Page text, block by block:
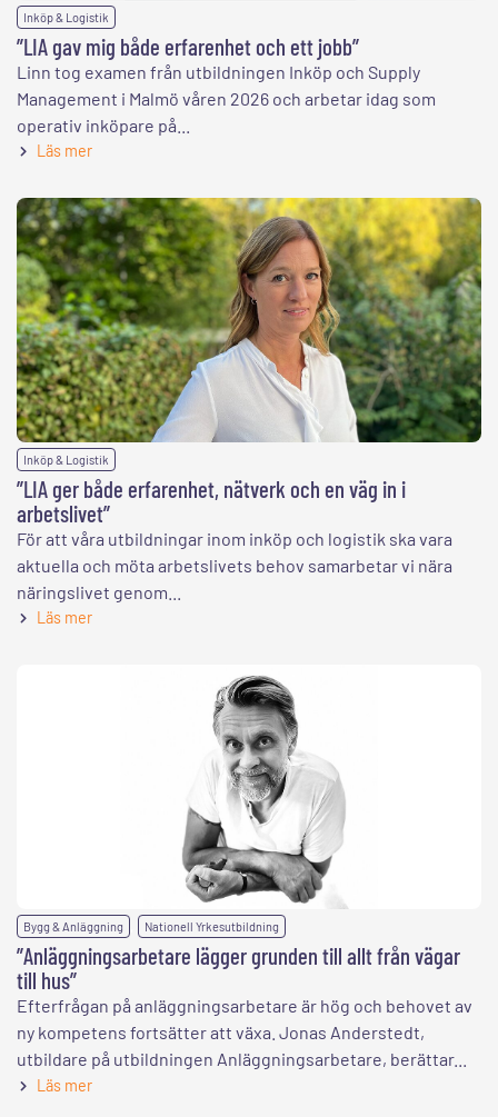
Inköp & Logistik
”LIA gav mig både erfarenhet och ett jobb”
Linn tog examen från utbildningen Inköp och Supply
Management i Malmö våren 2026 och arbetar idag som
operativ inköpare på...
Läs mer
Inköp & Logistik
”LIA ger både erfarenhet, nätverk och en väg in i
arbetslivet”
För att våra utbildningar inom inköp och logistik ska vara
aktuella och möta arbetslivets behov samarbetar vi nära
näringslivet genom...
Läs mer
Bygg & Anläggning Nationell Yrkesutbildning
”Anläggningsarbetare lägger grunden till allt från vägar
till hus”
Efterfrågan på anläggningsarbetare är hög och behovet av
ny kompetens fortsätter att växa. Jonas Anderstedt,
utbildare på utbildningen Anläggningsarbetare, berättar...
Läs mer